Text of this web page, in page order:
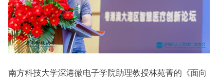
南方科技大学深港微电子学院助理教授林苑菁的《面向